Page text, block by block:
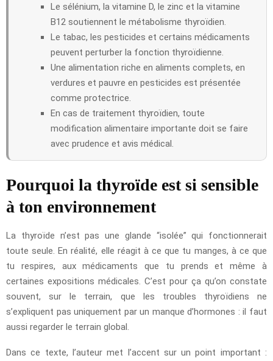
Le sélénium, la vitamine D, le zinc et la vitamine
B12 soutiennent le métabolisme thyroïdien.
Le tabac, les pesticides et certains médicaments
peuvent perturber la fonction thyroïdienne.
Une alimentation riche en aliments complets, en
verdures et pauvre en pesticides est présentée
comme protectrice.
En cas de traitement thyroïdien, toute
modification alimentaire importante doit se faire
avec prudence et avis médical.
Pourquoi la thyroïde est si sensible
à ton environnement
La thyroïde n’est pas une glande “isolée” qui fonctionnerait
toute seule. En réalité, elle réagit à ce que tu manges, à ce que
tu respires, aux médicaments que tu prends et même à
certaines expositions médicales. C’est pour ça qu’on constate
souvent, sur le terrain, que les troubles thyroïdiens ne
s’expliquent pas uniquement par un manque d’hormones : il faut
aussi regarder le terrain global.
Dans ce texte, l’auteur met l’accent sur un point important :